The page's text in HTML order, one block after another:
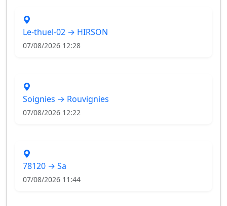
Le-thuel-02 → HIRSON
07/08/2026 12:28
Soignies → Rouvignies
07/08/2026 12:22
78120 → Sa
07/08/2026 11:44